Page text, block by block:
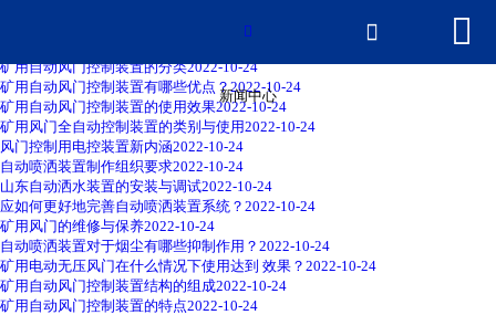
网站首页
荣誉资质

新闻中心
 
2022-10-24
矿用自动风门控制装置的分类2022-10-24
矿用自动风门控制装置有哪些优点？2022-10-24
矿用自动风门控制装置的使用效果2022-10-24
矿用风门全自动控制装置的类别与使用2022-10-24
风门控制用电控装置新内涵2022-10-24
自动喷洒装置制作组织要求2022-10-24
山东自动洒水装置的安装与调试2022-10-24
应如何更好地完善自动喷洒装置系统？ 2022-10-24
矿用风门的维修与保养2022-10-24
自动喷洒装置对于烟尘有哪些抑制作用？ 2022-10-24
矿用电动无压风门在什么情况下使用达到 效果？ 2022-10-24
矿用自动风门控制装置结构的组成2022-10-24
矿用自动风门控制装置的特点2022-10-24